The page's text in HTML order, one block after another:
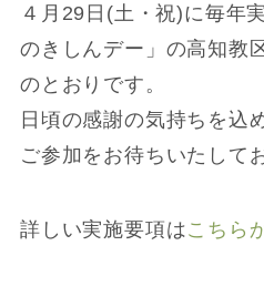
４月29日(土・祝)に毎年
のきしんデー」の高知教
のとおりです。
日頃の感謝の気持ちを込
ご参加をお待ちいたして
詳しい実施要項はこちら